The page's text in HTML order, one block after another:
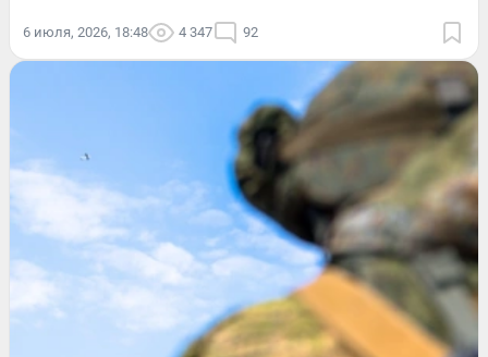
6 июля, 2026, 18:48 4 347 92